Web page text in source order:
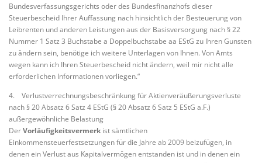
Bundesverfassungsgerichts oder des Bundesfinanzhofs dieser
Steuerbescheid Ihrer Auffassung nach hinsichtlich der Besteuerung von
Leibrenten und anderen Leistungen aus der Basisversorgung nach § 22
Nummer 1 Satz 3 Buchstabe a Doppelbuchstabe aa EStG zu Ihren Gunsten
zu ändern sein, benötige ich weitere Unterlagen von Ihnen. Von Amts
wegen kann ich Ihren Steuerbescheid nicht ändern, weil mir nicht alle
erforderlichen Informationen vorliegen.“
4. Verlustverrechnungsbeschränkung für Aktienveräußerungsverluste
nach § 20 Absatz 6 Satz 4 EStG (§ 20 Absatz 6 Satz 5 EStG a.F.)
außergewöhnliche Belastung
DerVorläufigkeitsvermerk ist sämtlichen
Einkommensteuerfestsetzungen für die Jahre ab 2009 beizufügen, in
denen ein Verlust aus Kapitalvermögen entstanden ist und in denen ein